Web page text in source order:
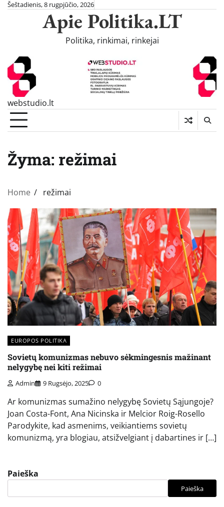
SkipŠeštadienis, 8 rugpjūčio, 2026
Apie Politika.LT
Politika, rinkimai, rinkejai
webstudio.lt
Žyma: režimai
Home režimai
EUROPOS POLITIKA
Sovietų komunizmas nebuvo sėkmingesnis mažinant
nelygybę nei kiti režimai
Admin 9 Rugsėjo, 2025 0
Ar komunizmas sumažino nelygybę Sovietų Sąjungoje?
Joan Costa-Font, Ana Nicinska ir Melcior Roig-Rosello
Parodykite, kad asmenims, veikiantiems sovietų
komunizmą, yra blogiau, atsižvelgiant į dabartines ir […]
Paieška
Paieška